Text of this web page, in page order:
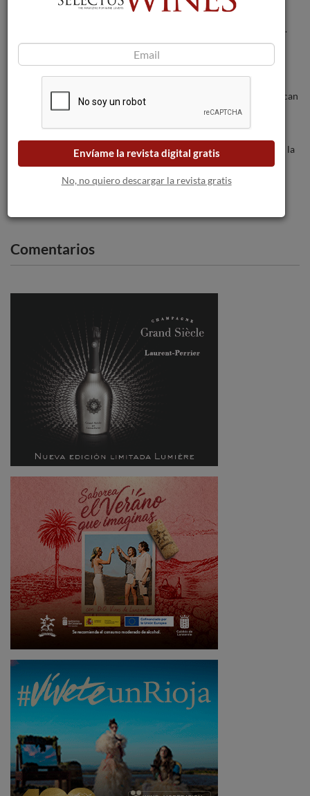
9 de cada 10 consumidores de vino en
España lo toman en bares y restaurantes.
bodegas a medida que las llamas se acercan
Viñas del Vero Sauvignon Blanc saluda a la
Comentarios
Envíame la revista digital gratis
No, no quiero descargar la revista gratis